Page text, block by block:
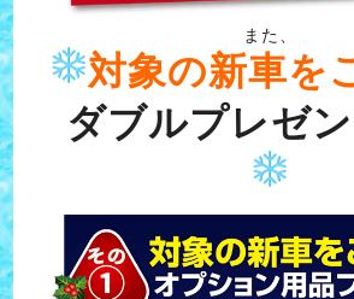
また、
対象の新車を
ダブルプレゼン